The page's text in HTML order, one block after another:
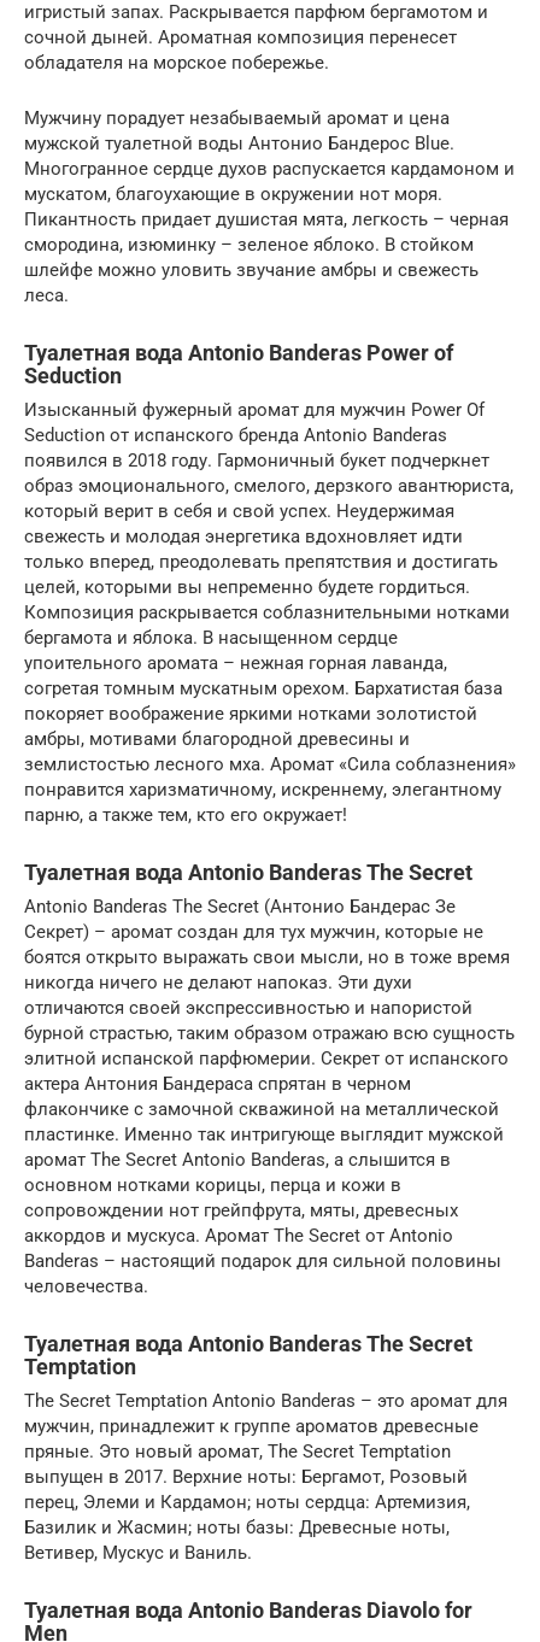
игристый запах. Раскрывается парфюм бергамотом и
сочной дыней. Ароматная композиция перенесет
обладателя на морское побережье.
Мужчину порадует незабываемый аромат и цена
мужской туалетной воды Антонио Бандерос Blue.
Многогранное сердце духов распускается кардамоном и
мускатом, благоухающие в окружении нот моря.
Пикантность придает душистая мята, легкость – черная
смородина, изюминку – зеленое яблоко. В стойком
шлейфе можно уловить звучание амбры и свежесть
леса.
Туалетная вода Antonio Banderas Power of
Seduction
Изысканный фужерный аромат для мужчин Power Of
Seduction от испанского бренда Antonio Banderas
появился в 2018 году. Гармоничный букет подчеркнет
образ эмоционального, смелого, дерзкого авантюриста,
который верит в себя и свой успех. Неудержимая
свежесть и молодая энергетика вдохновляет идти
только вперед, преодолевать препятствия и достигать
целей, которыми вы непременно будете гордиться.
Композиция раскрывается соблазнительными нотками
бергамота и яблока. В насыщенном сердце
упоительного аромата – нежная горная лаванда,
согретая томным мускатным орехом. Бархатистая база
покоряет воображение яркими нотками золотистой
амбры, мотивами благородной древесины и
землистостью лесного мха. Аромат «Сила соблазнения»
понравится харизматичному, искреннему, элегантному
парню, а также тем, кто его окружает!
Туалетная вода Antonio Banderas The Secret
Antonio Banderas The Secret (Антонио Бандерас Зе
Секрет) – аромат создан для тух мужчин, которые не
боятся открыто выражать свои мысли, но в тоже время
никогда ничего не делают напоказ. Эти духи
отличаются своей экспрессивностью и напористой
бурной страстью, таким образом отражаю всю сущность
элитной испанской парфюмерии. Секрет от испанского
актера Антония Бандераса спрятан в черном
флакончике с замочной скважиной на металлической
пластинке. Именно так интригующе выглядит мужской
аромат The Secret Antonio Banderas, а слышится в
основном нотками корицы, перца и кожи в
сопровождении нот грейпфрута, мяты, древесных
аккордов и мускуса. Аромат The Secret от Antonio
Banderas – настоящий подарок для сильной половины
человечества.
Туалетная вода Antonio Banderas The Secret
Temptation
The Secret Temptation Antonio Banderas – это аромат для
мужчин, принадлежит к группе ароматов древесные
пряные. Это новый аромат, The Secret Temptation
выпущен в 2017. Верхние ноты: Бергамот, Розовый
перец, Элеми и Кардамон; ноты сердца: Артемизия,
Базилик и Жасмин; ноты базы: Древесные ноты,
Ветивер, Мускус и Ваниль.
Туалетная вода Antonio Banderas Diavolo for
Men